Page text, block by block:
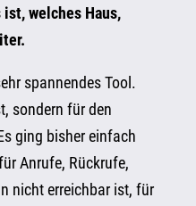
welches Haus,
spannendes Tool.
sondern für den
ging bisher einfach
Anrufe, Rückrufe,
nicht erreichbar ist, für